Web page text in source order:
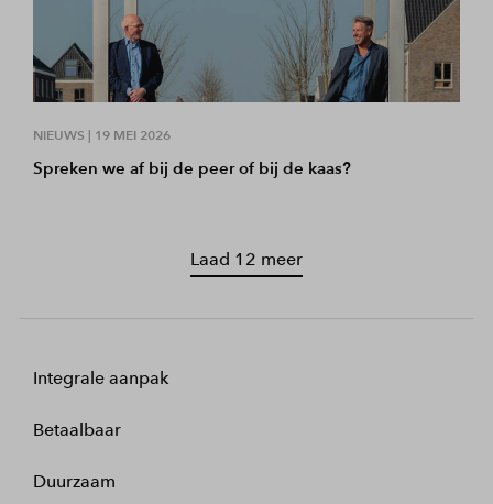
NIEUWS | 19 MEI 2026
Spreken we af bij de peer of bij de kaas?
Laad 12 meer
Integrale aanpak
Betaalbaar
Duurzaam